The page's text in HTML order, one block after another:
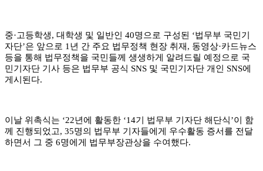
중·고등학생, 대학생 및 일반인 40명으로 구성된 ‘법무부 국민기
자단’은 앞으로 1 년 간 주요 법무정책 현장 취재, 동영상·카드뉴스
등을 통해 법무정책을 국민들께 생생하게 알려드릴 예정으로 국
민기자단 기사 등은 법무부 공식 SNS 및 국민기자단 개인 SNS에
게시된다.
이날 위촉식는 ‘22년에 활동한 ‘14기 법무부 기자단 해단식’이 함
께 진행되었고, 35명의 법무부 기자들에게 우수활동 증서를 전달
하면서 그 중 6명에게 법무부장관상을 수여했다.